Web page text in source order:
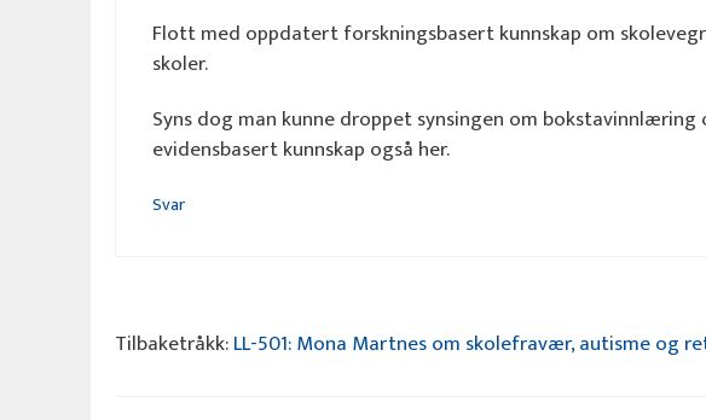
Flott med oppdatert forskningsbasert kunnskap om
skoler.
Syns dog man kunne droppet synsingen om
evidensbasert kunnskap også her.
Svar
Tilbaketråkk:LL-501: Mona Martnes om skolefravær, autisme og